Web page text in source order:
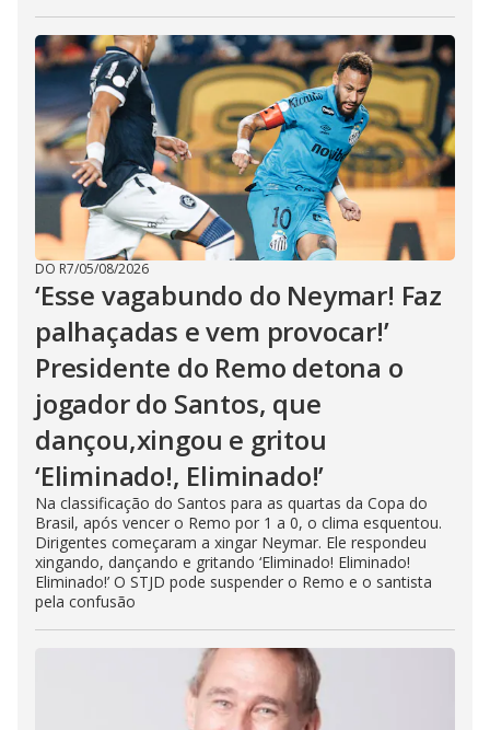
DO R7/05/08/2026
‘Esse vagabundo do Neymar! Faz
palhaçadas e vem provocar!’
Presidente do Remo detona o
jogador do Santos, que
dançou,xingou e gritou
‘Eliminado!, Eliminado!’
Na classificação do Santos para as quartas da Copa do
Brasil, após vencer o Remo por 1 a 0, o clima esquentou.
Dirigentes começaram a xingar Neymar. Ele respondeu
xingando, dançando e gritando ‘Eliminado! Eliminado!
Eliminado!’ O STJD pode suspender o Remo e o santista
pela confusão